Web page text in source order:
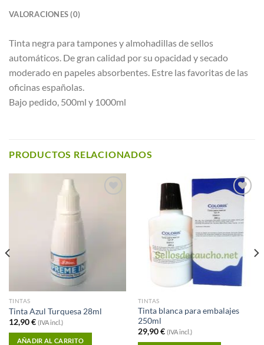
VALORACIONES (0)
Tinta negra para tampones y almohadillas de sellos
automáticos. De gran calidad por su opacidad y secado
moderado en papeles absorbentes. Estre las favoritas de las
oficinas españolas.
Bajo pedido, 500ml y 1000ml
PRODUCTOS RELACIONADOS
TINTAS
Tinta Azul Turquesa 28ml
12,90€ (IVA incl.)
AÑADIR AL CARRITO
Añadir a
Favoritos
TINTAS
Tinta blanca para embalajes
250ml
29,90€ (IVA incl.)